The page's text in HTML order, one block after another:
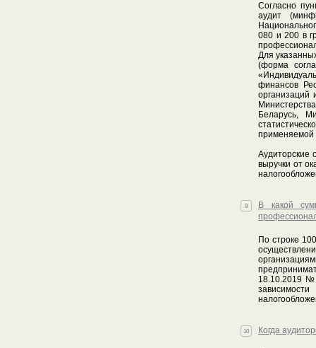
Согласно
аудит
080 и 200 в
Для
(форма
финансов
организаций
Беларусь,
применяемой
Аудиторские
выручки от
9
В какой
По строке
18.10.2019 №
10 Когда